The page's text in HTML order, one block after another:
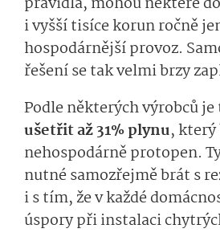
i vyšší tisíce korun ročně
hospodárnější provoz.
řešení se tak velmi brzy
Podle některých výrobců
ušetřit až 31% plynu,
nehospodárně protopen.
nutné samozřejmě brát s
i s tím, že v každé
úspory při instalaci